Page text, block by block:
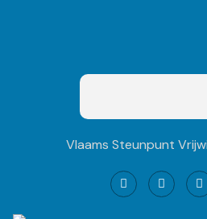
Vlaams Steunpunt